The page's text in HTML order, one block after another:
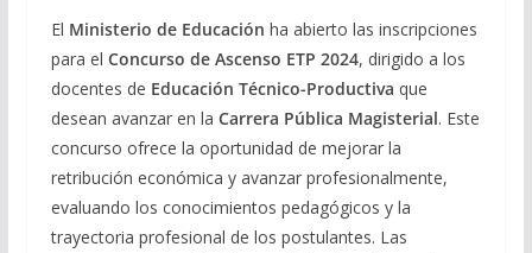
El Ministerio de Educación ha abierto las inscripciones
para el Concurso de Ascenso ETP 2024, dirigido a los
docentes de Educación Técnico-Productiva que
desean avanzar en la Carrera Pública Magisterial. Este
concurso ofrece la oportunidad de mejorar la
retribución económica y avanzar profesionalmente,
evaluando los conocimientos pedagógicos y la
trayectoria profesional de los postulantes. Las